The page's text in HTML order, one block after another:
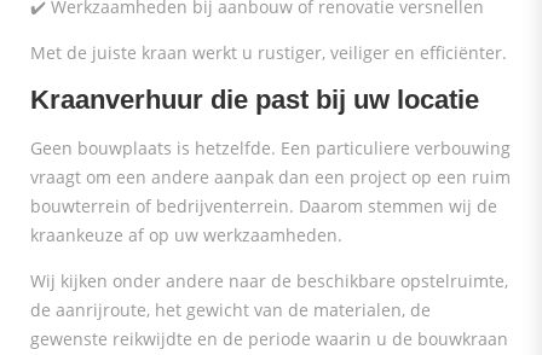
✔️ Werkzaamheden bij aanbouw of renovatie versnellen
Met de juiste kraan werkt u rustiger, veiliger en efficiënter.
Kraanverhuur die past bij uw locatie
Geen bouwplaats is hetzelfde. Een particuliere verbouwing
vraagt om een andere aanpak dan een project op een ruim
bouwterrein of bedrijventerrein. Daarom stemmen wij de
kraankeuze af op uw werkzaamheden.
Wij kijken onder andere naar de beschikbare opstelruimte,
de aanrijroute, het gewicht van de materialen, de
gewenste reikwijdte en de periode waarin u de bouwkraan